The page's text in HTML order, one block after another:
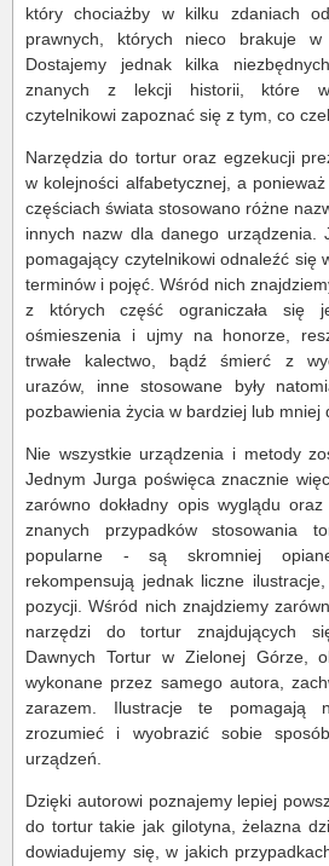
który chociażby w kilku zdaniach
prawnych, których nieco brakuje w
Dostajemy jednak kilka
znanych z lekcji historii, które
czytelnikowi zapoznać się z tym, co
Narzędzia do tortur oraz egzekucji
w kolejności alfabetycznej, a
częściach świata stosowano różne
innych nazw dla danego urządzenia.
pomagający czytelnikowi odnaleźć się
terminów i pojęć. Wśród nich
z których część ograniczała się
ośmieszenia i ujmy na honorze,
trwałe kalectwo, bądź śmierć z
urazów, inne stosowane były
pozbawienia życia w bardziej lub mniej
Nie wszystkie urządzenia i metody
Jednym Jurga poświęca znacznie
zarówno dokładny opis wyglądu
znanych przypadków stosowania
popularne - są skromniej
rekompensują jednak liczne
pozycji. Wśród nich znajdziemy
narzędzi do tortur znajdujących
Dawnych Tortur w Zielonej Górze,
wykonane przez samego autora,
zarazem. Ilustracje te pomagają
zrozumieć i wyobrazić sobie
urządzeń.
Dzięki autorowi poznajemy lepiej
do tortur takie jak gilotyna, żelazna
dowiadujemy się, w jakich